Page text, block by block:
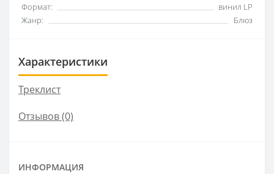
Формат:
винил LP
Жанр:
Блюз
Характеристики
Треклист
Отзывов (0)
ИНФОРМАЦИЯ